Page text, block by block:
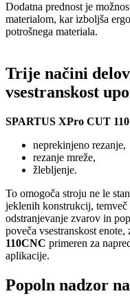
Dodatna prednost je
materialom, kar izboljša
potrošnega materiala.
Trije načini
vsestranskost
SPARTUS XPro CUT
neprekinjeno rezanje,
rezanje mreže,
žlebljenje.
To omogoča stroju ne le
jeklenih konstrukcij,
odstranjevanje zvarov in
poveča vsestranskost enote,
110CNC primeren za
aplikacije.
Popoln nadzor